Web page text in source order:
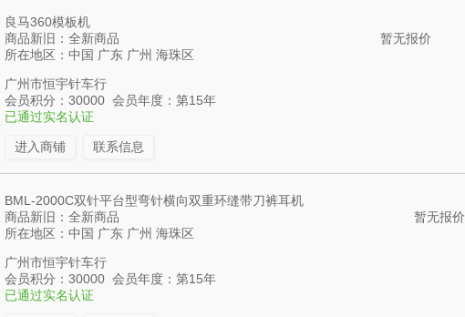
良马360模板机
商品新旧：全新商品
所在地区：中国 广东 广州 海珠区
暂无报价
广州市恒宇针车行
会员积分：30000 会员年度：第15年
已通过实名认证
进入商铺 联系信息
BML-2000C双针平台型弯针横向双重环缝带刀裤耳机
商品新旧：全新商品
所在地区：中国 广东 广州 海珠区
暂无报价
广州市恒宇针车行
会员积分：30000 会员年度：第15年
已通过实名认证